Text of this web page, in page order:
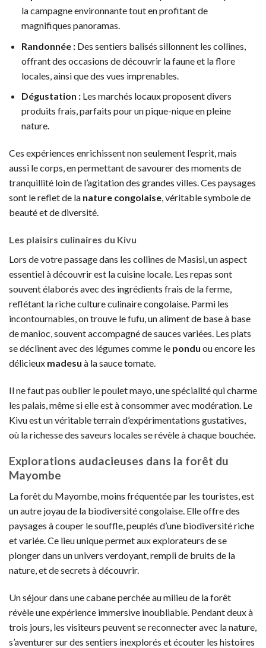
la campagne environnante tout en profitant de
magnifiques panoramas.
Randonnée :Des sentiers balisés sillonnent les collines,
offrant des occasions de découvrir la faune et la flore
locales, ainsi que des vues imprenables.
Dégustation :Les marchés locaux proposent divers
produits frais, parfaits pour un pique-nique en pleine
nature.
Ces expériences enrichissent non seulement l’esprit, mais
aussi le corps, en permettant de savourer des moments de
tranquillité loin de l’agitation des grandes villes. Ces paysages
sont le reflet de la nature congolaise, véritable symbole de
beauté et de diversité.
Les plaisirs culinaires du Kivu
Lors de votre passage dans les collines de Masisi, un aspect
essentiel à découvrir est la cuisine locale. Les repas sont
souvent élaborés avec des ingrédients frais de la ferme,
reflétant la riche culture culinaire congolaise. Parmi les
incontournables, on trouve le fufu, un aliment de base à base
de manioc, souvent accompagné de sauces variées. Les plats
se déclinent avec des légumes comme le pondu ou encore les
délicieux madesu à la sauce tomate.
Il ne faut pas oublier le poulet mayo, une spécialité qui charme
les palais, même si elle est à consommer avec modération. Le
Kivu est un véritable terrain d’expérimentations gustatives,
où la richesse des saveurs locales se révèle à chaque bouchée.
Explorations audacieuses dans la forêt du
Mayombe
La forêt du Mayombe, moins fréquentée par les touristes, est
un autre joyau de la biodiversité congolaise. Elle offre des
paysages à couper le souffle, peuplés d’une biodiversité riche
et variée. Ce lieu unique permet aux explorateurs de se
plonger dans un univers verdoyant, rempli de bruits de la
nature, et de secrets à découvrir.
Un séjour dans une cabane perchée au milieu de la forêt
révèle une expérience immersive inoubliable. Pendant deux à
trois jours, les visiteurs peuvent se reconnecter avec la nature,
s’aventurer sur des sentiers inexplorés et écouter les histoires